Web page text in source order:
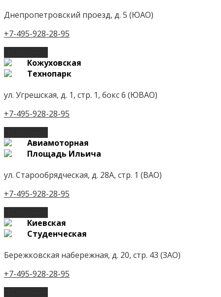
Днепропетровский проезд, д. 5 (ЮАО)
+7-495-928-28-95
Кожуховская
Технопарк
ул. Угрешская, д. 1, стр. 1, бокс 6 (ЮВАО)
+7-495-928-28-95
Авиамоторная
Площадь Ильича
ул. Старообрядческая, д. 28А, стр. 1 (ВАО)
+7-495-928-28-95
Киевская
Студенческая
Бережковская набережная, д. 20, стр. 43 (ЗАО)
+7-495-928-28-95